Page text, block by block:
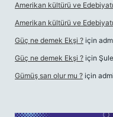
Amerikan kültürü ve
Amerikan kültürü ve
Güç ne demek Ekşi ? için
Güç ne demek Ekşi ? için Şule
Gümüş sarı olur mu ? için